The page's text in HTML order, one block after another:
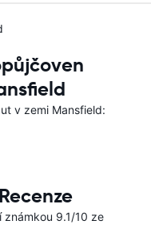
v zemi Mansfield:
známkou 9.1/10 ze